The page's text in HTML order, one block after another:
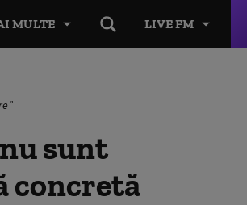
LIVE FM
MULTE
sunt
concretă